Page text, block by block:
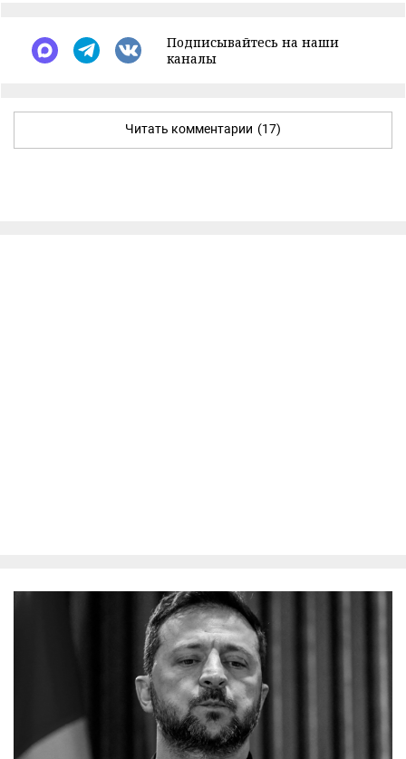
Подписывайтесь на наши
каналы
Читать комментарии (17)